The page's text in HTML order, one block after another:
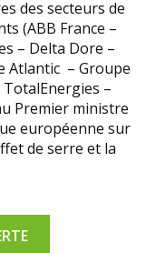
des secteurs de
(ABB France –
– Delta Dore –
Atlantic – Groupe
–
Premier ministre
européenne sur
de serre et la